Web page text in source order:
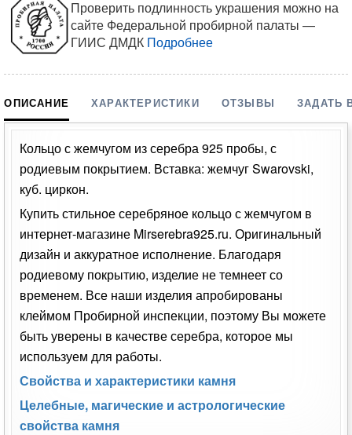
Проверить подлинность украшения можно на
сайте Федеральной пробирной палаты —
ГИИС ДМДК Подробнее
ОПИСАНИЕ ХАРАКТЕРИСТИКИ ОТЗЫВЫ ЗАДАТЬ
Кольцо с жемчугом из серебра 925 пробы, с
родиевым покрытием. Вставка: жемчуг Swarovski,
куб. циркон.
Купить стильное серебряное кольцо с жемчугом в
интернет-магазине Mirserebra925.ru. Оригинальный
дизайн и аккуратное исполнение. Благодаря
родиевому покрытию, изделие не темнеет со
временем. Все наши изделия апробированы
клеймом Пробирной инспекции, поэтому Вы можете
быть уверены в качестве серебра, которое мы
используем для работы.
Свойства и характеристики камня
Целебные, магические и астрологические
свойства камня